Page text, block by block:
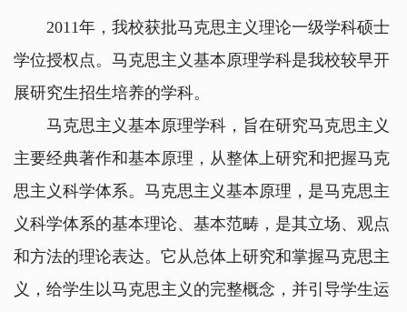
2011年，我校获批马克思主义理论一级学科硕士
学位授权点。马克思主义基本原理学科是我校较早开
展研究生招生培养的学科。
马克思主义基本原理学科，旨在研究马克思主义
主要经典著作和基本原理，从整体上研究和把握马克
思主义科学体系。马克思主义基本原理，是马克思主
义科学体系的基本理论、基本范畴，是其立场、观点
和方法的理论表达。它从总体上研究和掌握马克思主
义，给学生以马克思主义的完整概念，并引导学生运